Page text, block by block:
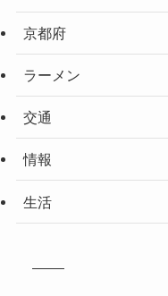
京都府
ラーメン
交通
情報
生活